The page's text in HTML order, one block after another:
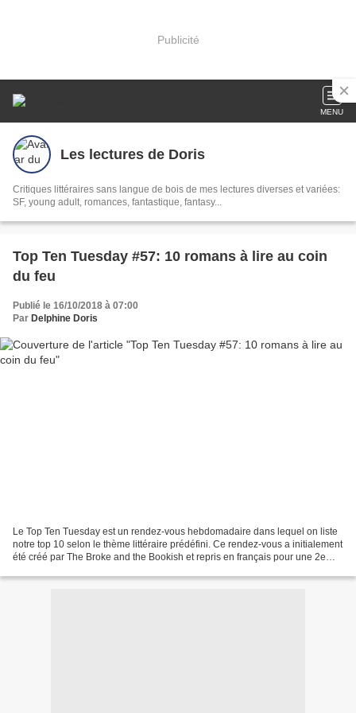
Publicité
MENU
Les lectures de Doris
Critiques littéraires sans langue de bois de mes lectures diverses et variées:
SF, young adult, romances, fantastique, fantasy...
Top Ten Tuesday #57: 10 romans à lire au coin
du feu
Publié le 16/10/2018 à 07:00
Par Delphine Doris
Le Top Ten Tuesday est un rendez-vous hebdomadaire dans lequel on liste
notre top 10 selon le thème littéraire prédéfini. Ce rendez-vous a initialement
été créé par The Broke and the Bookish et repris en français pour une 2e